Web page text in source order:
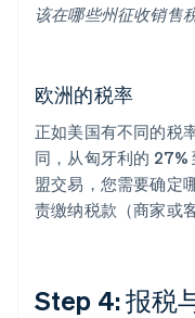
该在哪些州征收销售
欧洲的税率
正如美国有不同的税
同，从匈牙利的 27%
盟交易，您需要确定
责缴纳税款（商家或
Step 4: 报税